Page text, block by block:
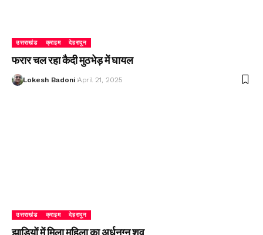
उत्तराखंड क्राइम देहरादून
फरार चल रहा कैदी मुठभेड़ में घायल
Lokesh Badoni April 21, 2025
उत्तराखंड क्राइम देहरादून